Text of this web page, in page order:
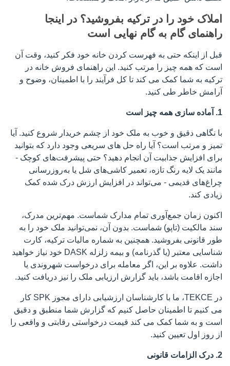
املاک خود را در ترکیه بفروشید؟ در اینجا
راهنمای گام به گام نهایی است
قبل از اینکه حتی به فهرست کردن خانه خود فکر کنید، وقت آن
است که همه چیز را مرتب کنید. این راهنمای فروش خانه در
ترکیه به شما کمک می کند تا کل فرآیند را با اطمینان، وضوح و
آرامش خاطر طی کنید.
1. آماده سازی همه چیز است
با نگاهی دقیق و خوب به ملک خود از چشم خریدار شروع کنید. آیا
تمیز و مرتب است؟ آیا راه حل های سریعی وجود دارد که بتوانید
برای افزایش جذابیت آن انجام دهید؟ حتی پیشرفت‌های کوچک -
مانند یک لایه رنگ تازه، تعمیر کاشی‌های شل یا به‌روزرسانی
چراغ‌های قدیمی - می‌تواند در افزایش ارزش درک شده کمک
زیادی کند.
اکنون زمان جمع‌آوری تمام مدارک شماست. مهم‌ترین مدرک،
سند مالکیت (تاپو) شماست. بدون آن، نمی‌توانید ملک خود را به
طور قانونی بفروشید. همچنین به شماره مالیات ترکیه، کارت
شناسایی معتبر (یا گذرنامه) و بیمه زلزله DASK خود نیاز خواهید
داشت. علاوه بر این، اگر معامله برای درخواست شهروندی یا
اجازه اقامت باشد، باید گزارش ارزیابی ملک را نیز دریافت کنید.
در TEKCE، ما با کارشناسان ارزشیابی دارای مجوز SPK کار
می کنیم تا اطمینان حاصل کنیم که گزارش شما منطبق و دقیق
است و به شما کمک می کند قیمت درخواستی رقابتی و واقعی را
از روز اول تعیین کنید.
2. درک الزامات قانونی